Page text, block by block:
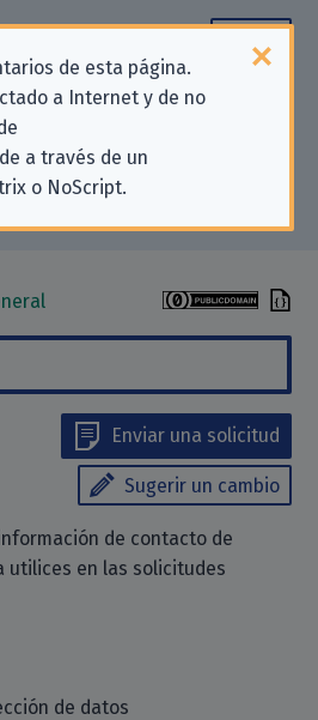
de esta página.
a Internet y de no
a través de un
o NoScript.
de contacto para
a la privacidad
S.L.»
Enviar una solicitud
Sugerir un cambio
de contacto de
utilices en las solicitudes
de datos